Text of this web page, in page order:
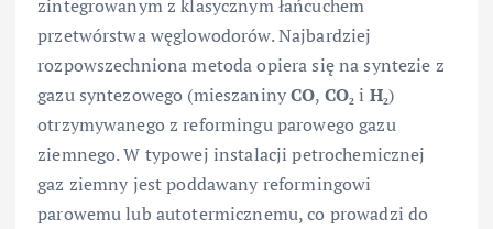
zintegrowanym z klasycznym łańcuchem
przetwórstwa węglowodorów. Najbardziej
rozpowszechniona metoda opiera się na syntezie z
gazu syntezowego (mieszaninyCO, CO₂i H₂)
otrzymywanego z reformingu parowego gazu
ziemnego. W typowej instalacji petrochemicznej
gaz ziemny jest poddawany reformingowi
parowemu lub autotermicznemu, co prowadzi do